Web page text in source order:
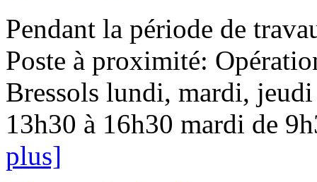
Pendant la période de
Poste à proximité:
Bressols lundi, mardi,
13h30 à 16h30 mardi de
plus]